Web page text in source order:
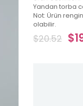
Yandan torba
Not: Ürün
olabilir.
$20.52